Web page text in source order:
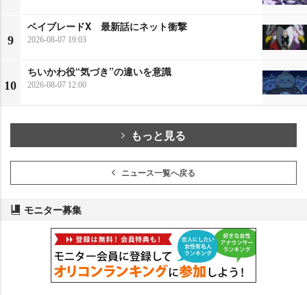
9
ベイブレードX 最新話にネット衝撃
2026-08-07 19:03
10
ちいかわ役“気づき”の違いを意識
2026-08-07 12:00
もっと見る
ニュース一覧へ戻る
モニター募集